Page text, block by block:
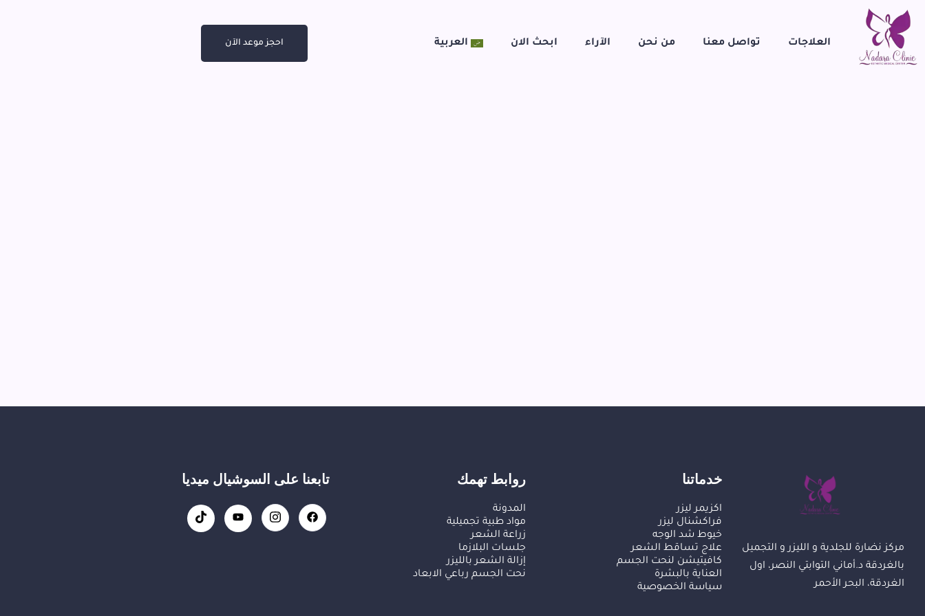
العلاجات تواصل معنا من نحن الآراء ابحث الان العربية احجز موعد الآن
مركز نضارة للجلدية و الليزر و التجميل
بالغردقة د.أماني التوابتي النصر، اول
الغردقة، البحر الأحمر
خدماتنا
اكزيمر ليزر
فراكشنال ليزر
خيوط شد الوجه
علاج تساقط الشعر
كافيتيشن لنحت الجسم
العناية بالبشرة
سياسة الخصوصية
روابط تهمك
المدونة
مواد طبية تجميلية
زراعة الشعر
جلسات البلازما
إزالة الشعر بالليزر
نحت الجسم رباعي الابعاد
تابعنا على السوشيال ميديا